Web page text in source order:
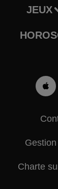
JEUX
Charte